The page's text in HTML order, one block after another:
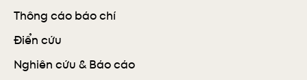
Thông cáo báo chí
Điển cứu
Nghiên cứu & Báo cáo